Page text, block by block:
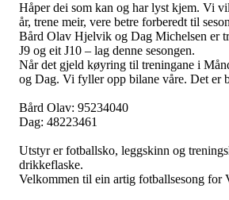
Håper dei som kan og har lyst kjem. Vi
år, trene meir, vere betre forberedt til
Bård Olav Hjelvik og Dag Michelsen er
J9 og eit J10 – lag denne sesongen.
Når det gjeld køyring til treningane i
og Dag. Vi fyller opp bilane våre. Det er
Bård Olav: 95234040
Dag: 48223461
Utstyr er fotballsko, leggskinn og
drikkeflaske.
Velkommen til ein artig fotballsesong for